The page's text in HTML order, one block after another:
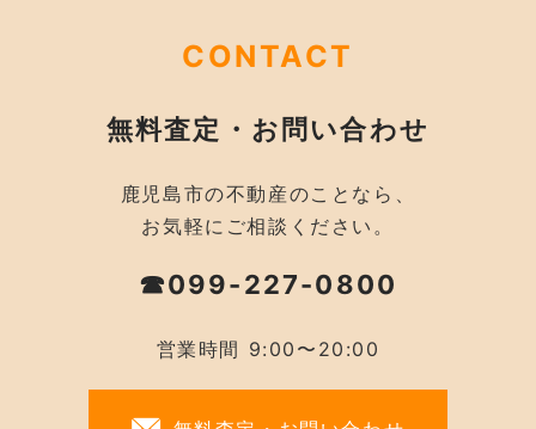
CONTACT
無料査定・お問い合わせ
鹿児島市の不動産のことなら、
お気軽にご相談ください。
☎099-227-0800
営業時間 9:00〜20:00